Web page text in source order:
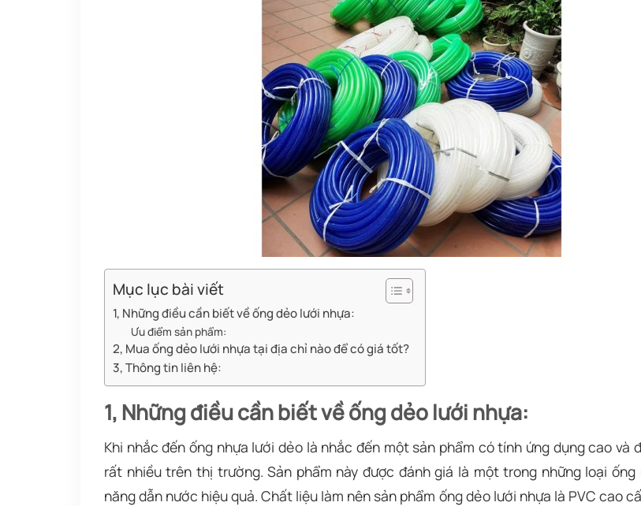
Mục lục bài viết
1, Những điều cần biết về ống dẻo lưới nhựa:
Ưu điểm sản phẩm:
2, Mua ống dẻo lưới nhựa tại địa chỉ nào để có giá tốt?
3, Thông tin liên hệ:
1, Những điều cần biết về ống dẻo lưới nhựa:
Khi nhắc đến ống nhựa lưới dẻo là nhắc đến một sản phẩm có tính ứng dụng cao và
rất nhiều trên thị trường. Sản phẩm này được đánh giá là một trong những loại ống
năng dẫn nước hiệu quả. Chất liệu làm nên sản phẩm ống dẻo lưới nhựa là PVC cao